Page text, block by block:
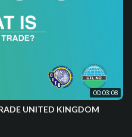
00:03:08
UNITED KINGDOM